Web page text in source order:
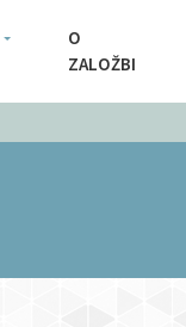
O
ZALOŽBI